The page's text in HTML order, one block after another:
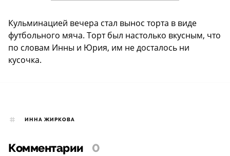
Кульминацией вечера стал вынос торта в виде
футбольного мяча. Торт был настолько вкусным, что
по словам Инны и Юрия, им не досталось ни
кусочка.
ИННА ЖИРКОВА
Комментарии 0